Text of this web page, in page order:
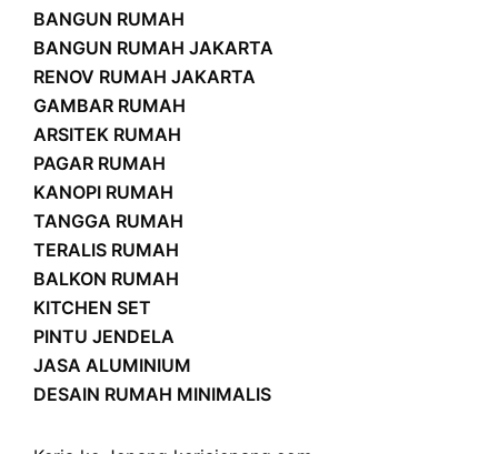
BANGUN RUMAH
BANGUN RUMAH JAKARTA
RENOV RUMAH JAKARTA
GAMBAR RUMAH
ARSITEK RUMAH
PAGAR RUMAH
KANOPI RUMAH
TANGGA RUMAH
TERALIS RUMAH
BALKON RUMAH
KITCHEN SET
PINTU JENDELA
JASA ALUMINIUM
DESAIN RUMAH MINIMALIS